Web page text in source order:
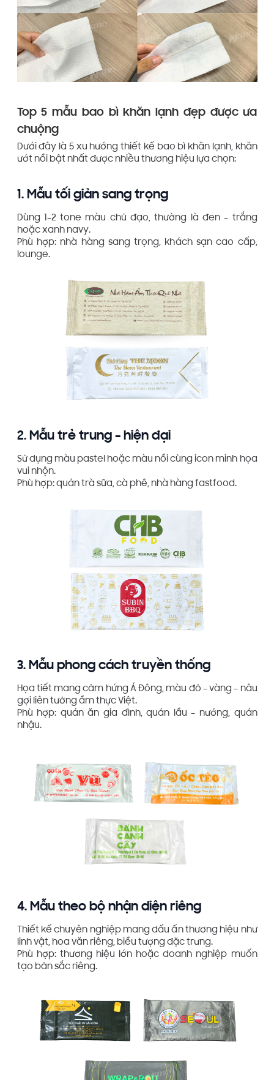
Top 5 mẫu bao bì khăn lạnh đẹp được ưa
chuộng
Dưới đây là 5 xu hướng thiết kế bao bì khăn lạnh, khăn
ướt nổi bật nhất được nhiều thương hiệu lựa chọn:
1. Mẫu tối giản sang trọng
Dùng 1–2 tone màu chủ đạo, thường là đen – trắng
hoặc xanh navy.
Phù hợp: nhà hàng sang trọng, khách sạn cao cấp,
lounge.
2. Mẫu trẻ trung – hiện đại
Sử dụng màu pastel hoặc màu nổi cùng icon minh họa
vui nhộn.
Phù hợp: quán trà sữa, cà phê, nhà hàng fastfood.
3. Mẫu phong cách truyền thống
Họa tiết mang cảm hứng Á Đông, màu đỏ – vàng – nâu
gợi liên tưởng ẩm thực Việt.
Phù hợp: quán ăn gia đình, quán lẩu – nướng, quán
nhậu.
4. Mẫu theo bộ nhận diện riêng
Thiết kế chuyên nghiệp mang dấu ấn thương hiệu như
linh vật, hoa văn riêng, biểu tượng đặc trưng.
Phù hợp: thương hiệu lớn hoặc doanh nghiệp muốn
tạo bản sắc riêng.